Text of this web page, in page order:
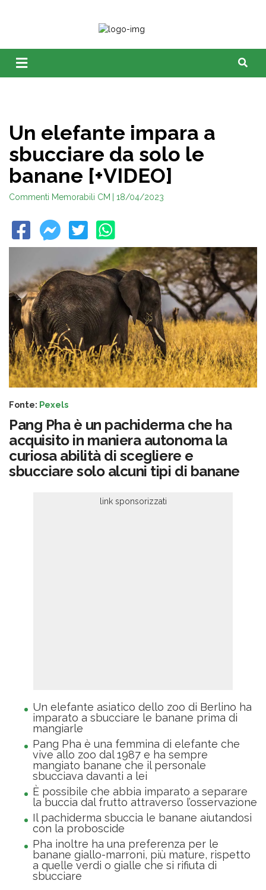
Un elefante impara a
sbucciare da solo le
banane [+VIDEO]
Commenti Memorabili CM | 18/04/2023
Fonte: Pexels
Pang Pha è un pachiderma che ha
acquisito in maniera autonoma la
curiosa abilità di scegliere e
sbucciare solo alcuni tipi di banane
Un elefante asiatico dello zoo di Berlino ha
imparato a sbucciare le banane prima di
mangiarle
Pang Pha è una femmina di elefante che
vive allo zoo dal 1987 e ha sempre
mangiato banane che il personale
sbucciava davanti a lei
È possibile che abbia imparato a separare
la buccia dal frutto attraverso l’osservazione
Il pachiderma sbuccia le banane aiutandosi
con la proboscide
Pha inoltre ha una preferenza per le
banane giallo-marroni, più mature, rispetto
a quelle verdi o gialle che si rifiuta di
sbucciare